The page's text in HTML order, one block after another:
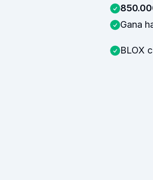
Gana
BLOX